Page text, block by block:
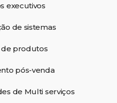
executivos
de sistemas
de produtos
pós-venda
de Multi serviços